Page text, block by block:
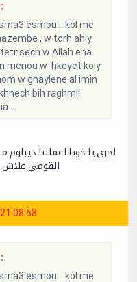
esmou .. kol me
, w torh ahly
w Allah ena
menou w hkeyet koly
w ghaylene al imin
bih raghmli
..
اجري يا خويا اعمللنا
القومي علاش
08:58
esmou .. kol me